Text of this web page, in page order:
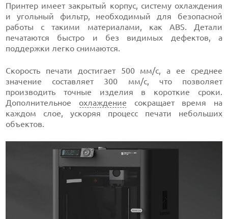
Принтер имеет закрытый корпус, систему охлаждения
и угольный фильтр, необходимый для безопасной
работы с такими материалами, как ABS. Детали
печатаются быстро и без видимых дефектов, а
поддержки легко снимаются.
Скорость печати достигает 500 мм/с, а ее среднее
значение составляет 300 мм/с, что позволяет
производить точные изделия в короткие сроки.
Дополнительное охлаждение сокращает время на
каждом слое, ускоряя процесс печати небольших
объектов.